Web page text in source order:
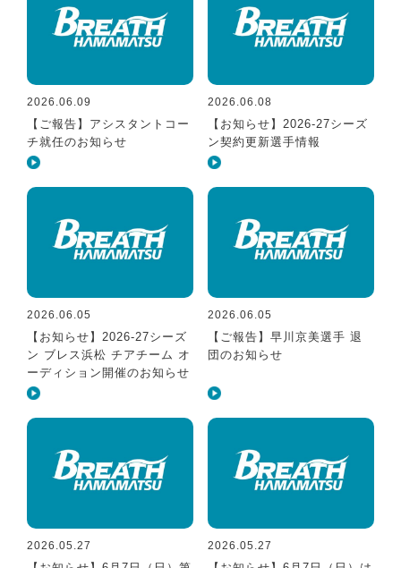
2026.06.09
【ご報告】アシスタントコー
チ就任のお知らせ
2026.06.08
【お知らせ】2026-27シーズ
ン契約更新選手情報
2026.06.05
【お知らせ】2026-27シーズ
ン ブレス浜松 チアチーム オ
ーディション開催のお知らせ
2026.06.05
【ご報告】早川京美選手 退
団のお知らせ
2026.05.27 2026.05.27